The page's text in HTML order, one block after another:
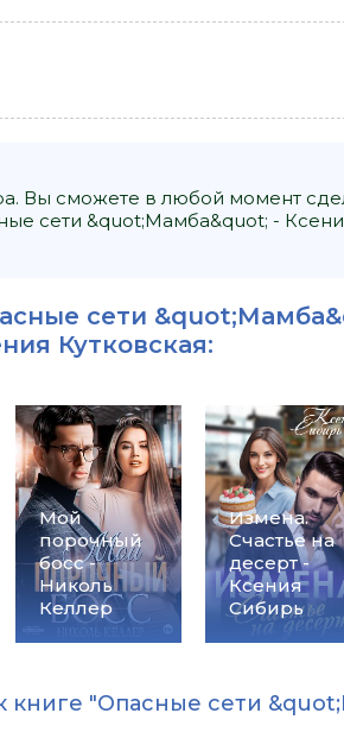
Вы сможете в любой момент
сети &quot;Мамба&quot; -
сети
Кутковская:
Мой
порочный
босс -
Николь
Келлер
Измена.
Счастье на
десерт -
Ксения
Сибирь
книге "Опасные сети